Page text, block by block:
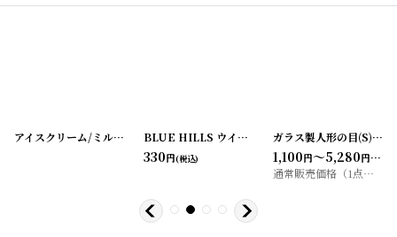
1] アイスクリーム/ミルク タグ3枚セット [20200413-3 ]
BLUE HILLS ウイスキーラベル （2枚セット） [
330円(税込)
ガラス製人形の目(S)10個SET グラスアイ/ドールアイ
1,100円～5,280円(税込)
通常販売価格（1点）